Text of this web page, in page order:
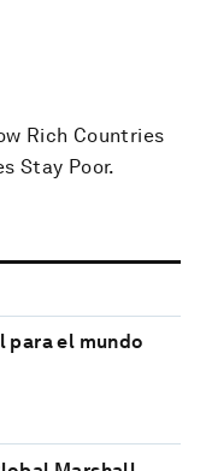
Rich Countries
Stay Poor.
para el mundo